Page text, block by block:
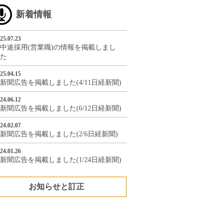
新着情報
25.07.23
中途採用(営業職)の情報を掲載しまし
た
25.04.15
新聞広告を掲載しました(4/11日経新聞)
24.06.12
新聞広告を掲載しました(6/12日経新聞)
24.02.07
新聞広告を掲載しました(2/6日経新聞)
24.01.26
新聞広告を掲載しました(1/24日経新聞)
お知らせと訂正